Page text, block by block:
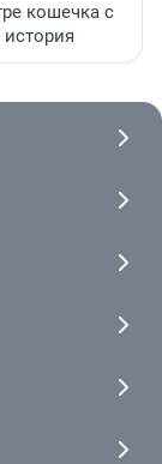
кошечка с